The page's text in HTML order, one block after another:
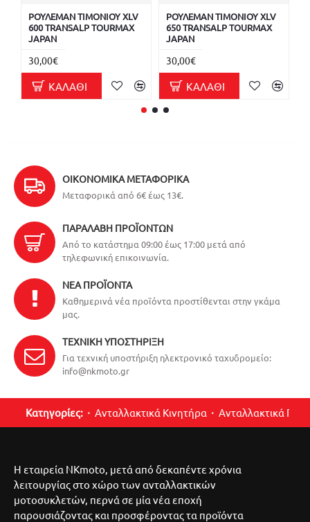
ΡΟΥΛΕΜΑΝ ΤΙΜΟΝΙΟΥ XLV
600 TRANSALP TOURMAX
JAPAN
30,00€
ΚΑΛΆΘΙ
ΡΟΥΛΕΜΑΝ ΤΙΜΟΝΙΟΥ XLV
650 TRANSALP TOURMAX
JAPAN
30,00€
ΚΑΛΆΘΙ
ΟΙΚΟΝΟΜΙΚΆ ΜΕΤΑΦΟΡΙΚΆ
Μεταφορικά από 6€ έως 13€.
ΠΑΡΑΛΑΒΉ ΠΡΟΪΌΝΤΩΝ
Από το κατάστημα 09:00 έως 17:00 μετά από
τηλεφωνική επικοινωνία.
ΝΈΑ ΠΡΟΪΌΝΤΑ
Καθημερινά νέα προϊόντα προστίθενται στην γκάμα
μας.
ΤΕΧΝΙΚΉ ΥΠΟΣΤΉΡΙΞΗ
Για τεχνική υποστήριξη ηλεκτρονικό ταχυδρομείο:
info@nkmoto.gr
Κατηγορίες: Ανταλλακτικά Κινητήρα Ανταλλακτικά
Η εταιρεία NKmoto, μετά από δεκαπέντε χρόνια
λειτουργίας στο χώρο των ανταλλακτικών
μοτοσυκλετών, περνά σε μία νέα εποχή
παρουσιάζοντας και προσφέροντας τα προϊόντα